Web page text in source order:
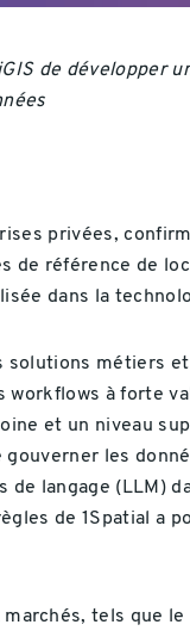
de développer
privées,
référence de
dans la
solutions métiers
workflows à forte
et un niveau
les
de langage (LLM)
de 1Spatial a
tels que le